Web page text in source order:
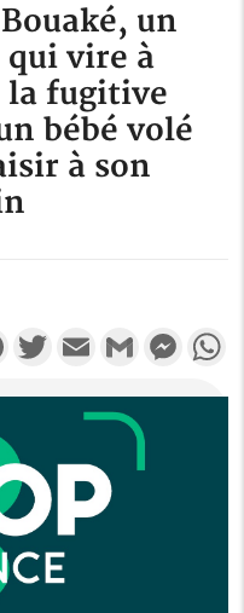
un
vire à
fugitive
bébé volé
à son
FacebookTwitterEmail Gmail